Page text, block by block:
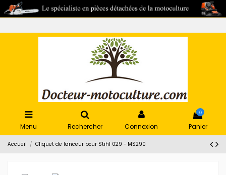
Menu Rechercher Connexion
0
Panier
Accueil Cliquet de lanceur pour Stihl 029 - MS290